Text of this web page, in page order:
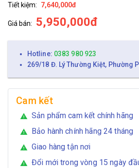
Tiết kiệm:
7,640,000đ
Giá bán: 5,950,000đ
Hotline: 0383 980 923
269/18 Đ. Lý Thường Kiệt, Phường
Cam kết
warning Sản phẩm cam kết chính hãng
warning Bảo hành chính hãng 24 tháng
warning Giao hàng tận nơi
warning Đổi mới trong vòng 15 ngày